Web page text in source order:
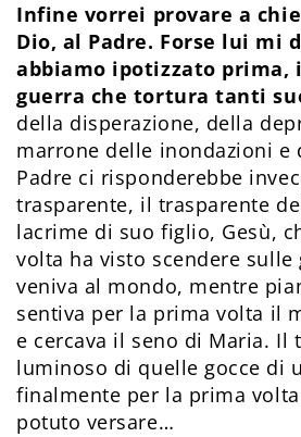
Infine vorrei provare a
Dio, al Padre. Forse lui mi
abbiamo ipotizzato prima,
guerra che tortura tanti
della disperazione, della
marrone delle inondazioni e
Padre ci risponderebbe
trasparente, il trasparente
lacrime di suo figlio, Gesù,
volta ha visto scendere sulle
veniva al mondo, mentre
sentiva per la prima volta il
e cercava il seno di Maria. Il
luminoso di quelle gocce di
finalmente per la prima
potuto versare…